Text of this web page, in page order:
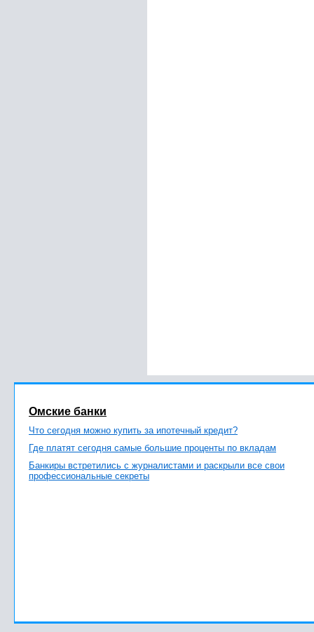
Омские банки
Что сегодня можно купить за ипотечный кредит?
Где платят сегодня самые большие проценты по вкладам
Банкиры встретились с журналистами и раскрыли все свои
профессиональные секреты